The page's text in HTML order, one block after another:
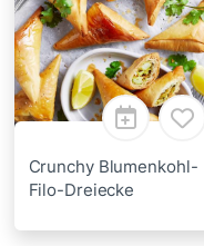
Crunchy Blumenkohl-
Filo-Dreiecke